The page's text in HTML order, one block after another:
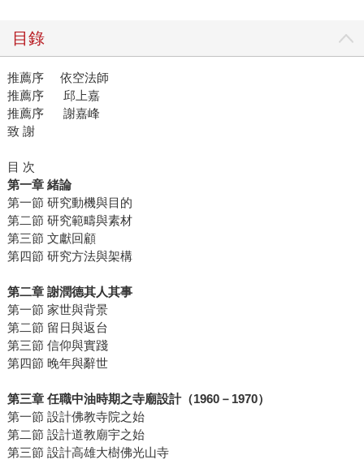
目錄
推薦序 依空法師
推薦序 邱上嘉
推薦序 謝嘉峰
致 謝
目 次
第一章 緒論
第一節 研究動機與目的
第二節 研究範疇與素材
第三節 文獻回顧
第四節 研究方法與架構
第二章 謝潤德其人其事
第一節 家世與背景
第二節 留日與返台
第三節 信仰與實踐
第四節 晚年與辭世
第三章 任職中油時期之寺廟設計（1960－1970）
第一節 設計佛教寺院之始
第二節 設計道教廟宇之始
第三節 設計高雄大樹佛光山寺